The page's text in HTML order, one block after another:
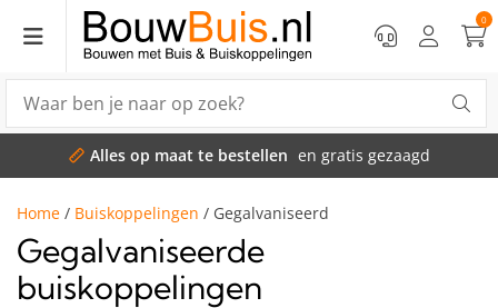
0
en gratis gezaagd
Home / Buiskoppelingen / Gegalvaniseerd
Gegalvaniseerde
buiskoppelingen